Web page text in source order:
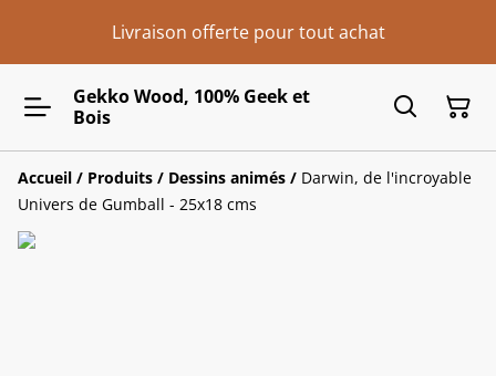
Livraison offerte pour tout achat
Gekko Wood, 100% Geek et
Bois
Accueil / Produits / Dessins animés / Darwin, de l'incroyable
Univers de Gumball - 25x18 cms